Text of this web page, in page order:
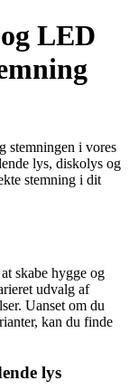
LED
stemningen i vores
lys, diskolys og
stemning i dit
skabe hygge og
udvalg af
Uanset om du
kan du finde
lys